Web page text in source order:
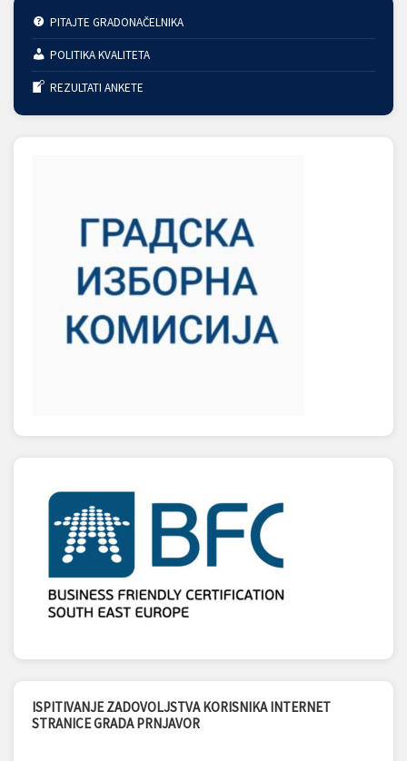
PITAJTE GRADONAČELNIKA
POLITIKA KVALITETA
REZULTATI ANKETE
ISPITIVANJE ZADOVOLJSTVA KORISNIKA INTERNET
STRANICE GRADA PRNJAVOR